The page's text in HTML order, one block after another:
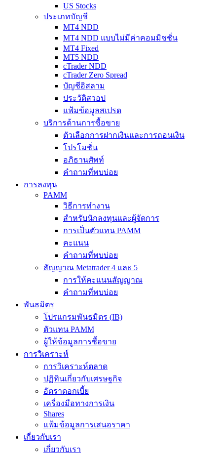
US Stocks
ประเภทบัญชี
MT4 NDD
MT4 NDD แบบไม่มีค่าคอมมิชชั่น
MT4 Fixed
MT5 NDD
cTrader NDD
cTrader Zero Spread
บัญชีอิสลาม
ประวัติสวอป
แฟ้มข้อมูลสเปรด
บริการด้านการซื้อขาย
ตัวเลือกการฝากเงินและการถอนเงิน
โปรโมชั่น
อภิธานศัพท์
คำถามที่พบบ่อย
การลงทุน
PAMM
วิธีการทำงาน
สำหรับนักลงทุนและผู้จัดการ
การเป็นตัวแทน PAMM
คะแนน
คำถามที่พบบ่อย
สัญญาณ Metatrader 4 และ 5
การให้คะแนนสัญญาณ
คำถามที่พบบ่อย
พันธมิตร
โปรแกรมพันธมิตร (IB)
ตัวแทน PAMM
ผู้ให้ข้อมูลการซื้อขาย
การวิเคราะห์
การวิเคราะห์ตลาด
ปฏิทินเกี่ยวกับเศรษฐกิจ
อัตราดอกเบี้ย
เครื่องมือทางการเงิน
Shares
แฟ้มข้อมูลการเสนอราคา
เกี่ยวกับเรา
เกี่ยวกับเรา